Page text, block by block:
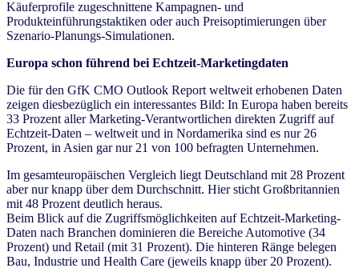
Käuferprofile zugeschnittene Kampagnen- und
Produkteinführungstaktiken oder auch Preisoptimierungen über
Szenario-Planungs-Simulationen.
Europa schon führend bei Echtzeit-Marketingdaten
Die für den GfK CMO Outlook Report weltweit erhobenen Daten
zeigen diesbezüglich ein interessantes Bild: In Europa haben bereits
33 Prozent aller Marketing-Verantwortlichen direkten Zugriff auf
Echtzeit-Daten ‒ weltweit und in Nordamerika sind es nur 26
Prozent, in Asien gar nur 21 von 100 befragten Unternehmen.
Im gesamteuropäischen Vergleich liegt Deutschland mit 28 Prozent
aber nur knapp über dem Durchschnitt. Hier sticht Großbritannien
mit 48 Prozent deutlich heraus.
Beim Blick auf die Zugriffsmöglichkeiten auf Echtzeit-Marketing-
Daten nach Branchen dominieren die Bereiche Automotive (34
Prozent) und Retail (mit 31 Prozent). Die hinteren Ränge belegen
Bau, Industrie und Health Care (jeweils knapp über 20 Prozent).